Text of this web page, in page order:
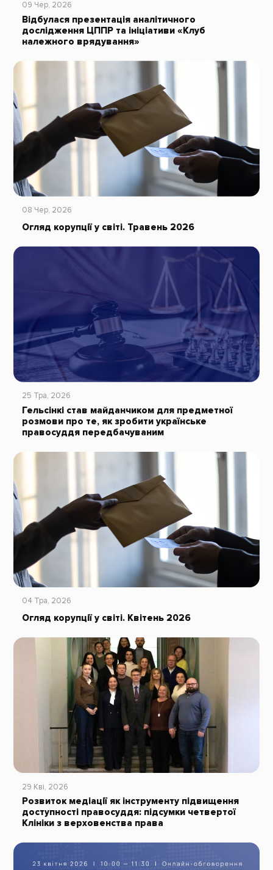
09 Чер, 2026
Відбулася презентація аналітичного
дослідження ЦППР та ініціативи «Клуб
належного врядування»
08 Чер, 2026
Огляд корупції у світі. Травень 2026
25 Тра, 2026
Гельсінкі став майданчиком для предметної
розмови про те, як зробити українське
правосуддя передбачуваним
04 Тра, 2026
Огляд корупції у світі. Квітень 2026
29 Кві, 2026
Розвиток медіації як інструменту підвищення
доступності правосуддя: підсумки четвертої
Клініки з верховенства права